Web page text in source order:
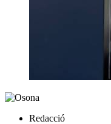
Redacció